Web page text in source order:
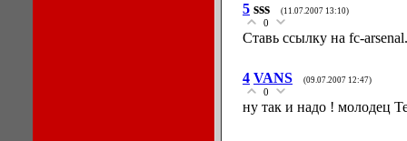
5 sss (11.07.2007 13:10)
0
Ставь ссылку на fc-
4 VANS (09.07.2007 12:47)
0
ну так и надо ! молодец